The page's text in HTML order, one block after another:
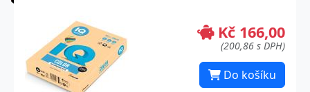
Kč 166,00
(200,86 s DPH)
Do košíku